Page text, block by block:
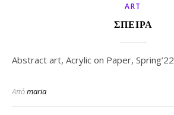
ART
ΣΠΕΙΡΑ
Abstract art, Acrylic on Paper, Spring’22
Απόmaria